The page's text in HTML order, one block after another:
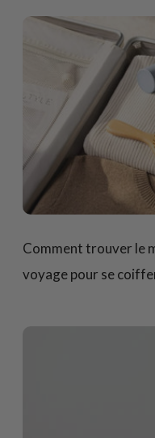
Comment trouver le
voyage pour se